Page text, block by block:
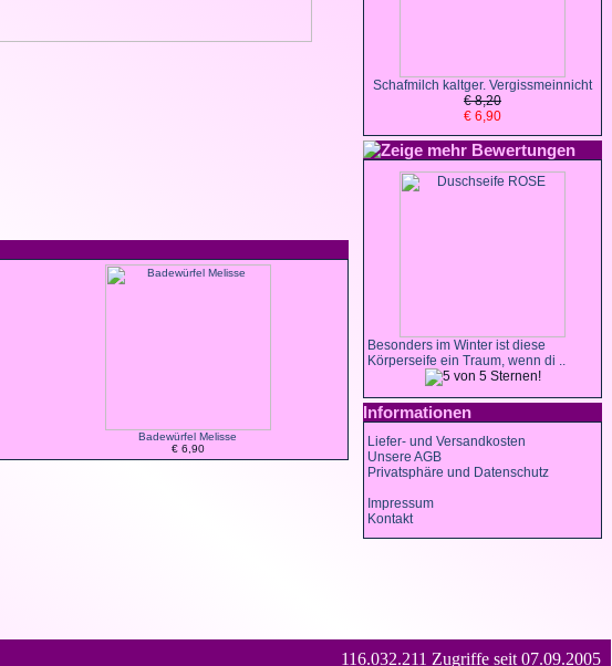
Badewürfel Melisse
€ 6,90
Schafmilch kaltger. Vergissmeinnicht
€ 8,20
€ 6,90
Bewertungen
Besonders im Winter ist diese
Körperseife ein Traum, wenn di ..
Informationen
Liefer- und Versandkosten
Unsere AGB
Privatsphäre und Datenschutz
Impressum
Kontakt
116.032.211 Zugriffe seit 07.09.2005